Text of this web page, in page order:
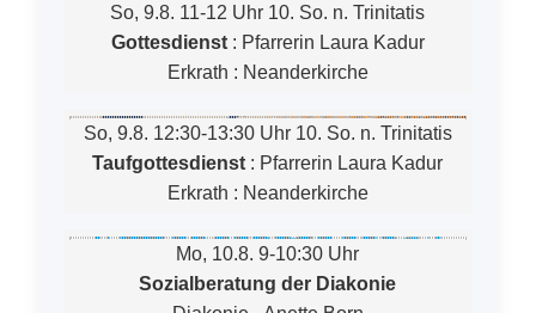
So, 9.8. 11-12 Uhr 10. So. n. Trinitatis
Gottesdienst : Pfarrerin Laura Kadur
Erkrath : Neanderkirche
So, 9.8. 12:30-13:30 Uhr 10. So. n. Trinitatis
Taufgottesdienst : Pfarrerin Laura Kadur
Erkrath : Neanderkirche
Mo, 10.8. 9-10:30 Uhr
Sozialberatung der Diakonie